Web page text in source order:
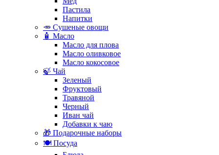
Пастила
Напитки
🥕 Сушеные овощи
🧴 Масло
Масло для плова
Масло оливковое
Масло кокосовое
🍃 Чай
Зеленый
Фруктовый
Травяной
Черный
Иван чай
Добавки к чаю
🎁 Подарочные наборы
🍽️ Посуда